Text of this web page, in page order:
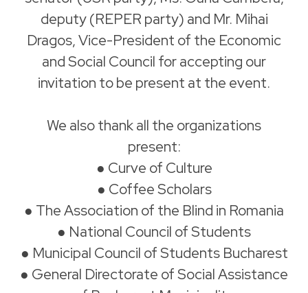
deputy (REPER party) and Mr. Mihai
Dragos, Vice-President of the Economic
and Social Council for accepting our
invitation to be present at the event.
We also thank all the organizations
present:
● Curve of Culture
● Coffee Scholars
● The Association of the Blind in Romania
● National Council of Students
● Municipal Council of Students Bucharest
● General Directorate of Social Assistance